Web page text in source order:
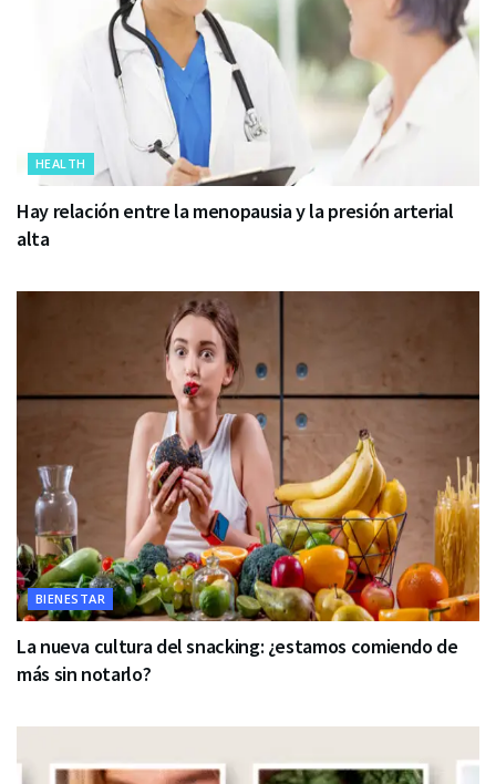
HEALTH
Hay relación entre la menopausia y la presión arterial
alta
BIENESTAR
La nueva cultura del snacking: ¿estamos comiendo de
más sin notarlo?